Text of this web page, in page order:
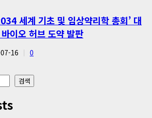
세계 기초 및 임상약리학 총회’ 대
이오 허브 도약 발판
16 0
검색